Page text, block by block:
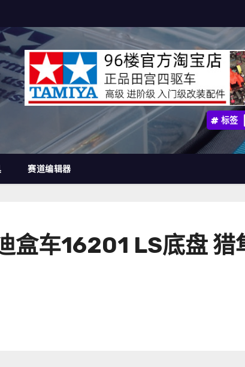
标签
赛道编辑器
盒车16201 LS底盘 猎